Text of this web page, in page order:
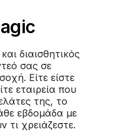
διαισθητικός
σας σε
Είτε είστε
εταιρεία που
της, το
εβδομάδα με
τι χρειάζεστε.